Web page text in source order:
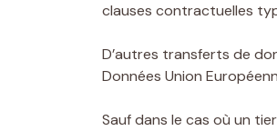
clauses contractuelles
D’autres transferts de
Données Union
Sauf dans le cas où un